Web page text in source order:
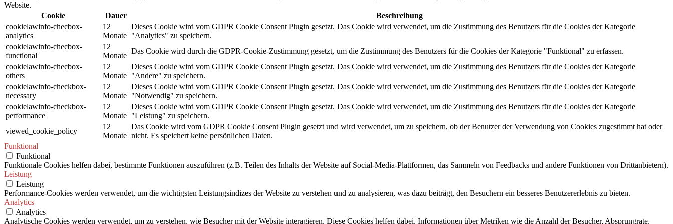
Website.
Cookie
Dauer
Beschreibung
cookielawinfo-checbox-
analytics
12
Monate
Dieses Cookie wird vom GDPR Cookie Consent Plugin gesetzt. Das Cookie wird verwendet, um die Zustimmung des Benutzers für die Cookies der Kategorie
"Analytics" zu speichern.
cookielawinfo-checbox-
functional
12
Monate
Das Cookie wird durch die GDPR-Cookie-Zustimmung gesetzt, um die Zustimmung des Benutzers für die Cookies der Kategorie "Funktional" zu erfassen.
cookielawinfo-checbox-
others
12
Monate
Dieses Cookie wird vom GDPR Cookie Consent Plugin gesetzt. Das Cookie wird verwendet, um die Zustimmung des Benutzers für die Cookies der Kategorie
"Andere" zu speichern.
cookielawinfo-checkbox-
necessary
12
Monate
Dieses Cookie wird vom GDPR Cookie Consent Plugin gesetzt. Das Cookie wird verwendet, um die Zustimmung des Benutzers für die Cookies der Kategorie
"Notwendig" zu speichern.
cookielawinfo-checkbox-
performance
12
Monate
Dieses Cookie wird vom GDPR Cookie Consent Plugin gesetzt. Das Cookie wird verwendet, um die Zustimmung des Benutzers für die Cookies der Kategorie
"Leistung" zu speichern.
viewed_cookie_policy
12
Monate
Das Cookie wird vom GDPR Cookie Consent Plugin gesetzt und wird verwendet, um zu speichern, ob der Benutzer der Verwendung von Cookies zugestimmt hat oder
nicht. Es speichert keine persönlichen Daten.
Funktional
Funktional
Funktionale Cookies helfen dabei, bestimmte Funktionen auszuführen (z.B. Teilen des Inhalts der Website auf Social-Media-Plattformen, das Sammeln von Feedbacks und andere Funktionen von Drittanbietern).
Leistung
Leistung
Performance-Cookies werden verwendet, um die wichtigsten Leistungsindizes der Website zu verstehen und zu analysieren, was dazu beiträgt, den Besuchern ein besseres Benutzererlebnis zu bieten.
Analytics
Analytics
Analytische Cookies werden verwendet, um zu verstehen, wie Besucher mit der Website interagieren. Diese Cookies helfen dabei, Informationen über Metriken wie die Anzahl der Besucher, Absprungrate,